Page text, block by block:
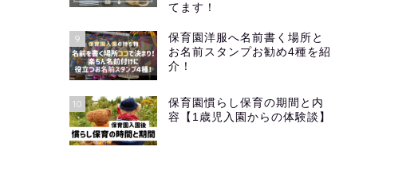
てます！
9
保育園洋服へ名前書く場所と
お名前スタンプお勧め4種を紹
介！
10
保育園慣らし保育の期間と内
容【1歳児入園からの体験談】